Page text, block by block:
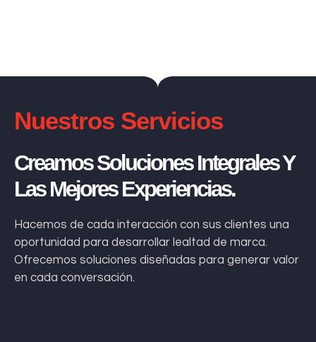
Nuestros Servicios
Creamos Soluciones Integrales Y
Las Mejores Experiencias.
Hacemos de cada interacción con sus clientes una
oportunidad para desarrollar lealtad de marca.
Ofrecemos soluciones diseñadas para generar valor
en cada conversación.